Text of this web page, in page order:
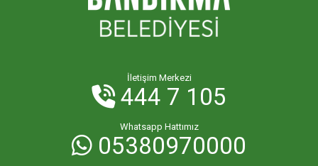
İletişim Merkezi
444 7 105
Whatsapp Hattımız
05380970000